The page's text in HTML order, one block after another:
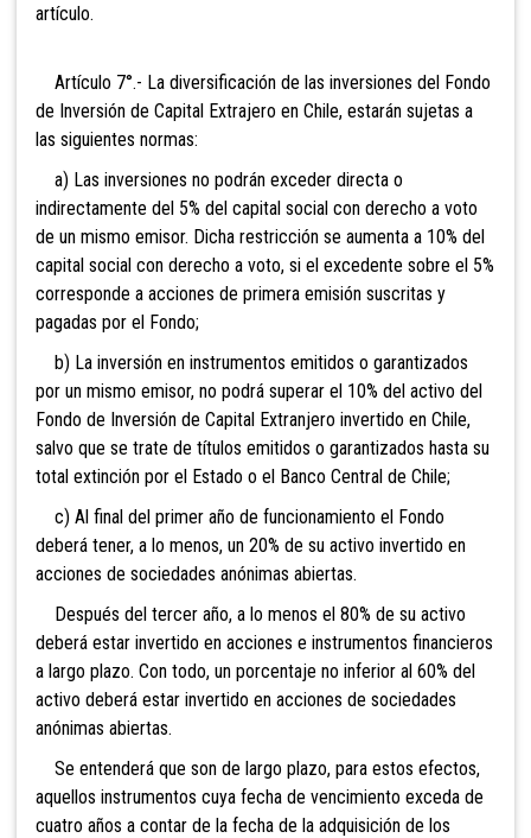
artículo.
Artículo 7°.- La diversificación de las inversiones del Fondo
de Inversión de Capital Extrajero en Chile, estarán sujetas a
las siguientes normas:
a) Las inversiones no podrán exceder directa o
indirectamente del 5% del capital social con derecho a voto
de un mismo emisor. Dicha restricción se aumenta a 10% del
capital social con derecho a voto, si el excedente sobre el 5%
corresponde a acciones de primera emisión suscritas y
pagadas por el Fondo;
b) La inversión en instrumentos emitidos o garantizados
por un mismo emisor, no podrá superar el 10% del activo del
Fondo de Inversión de Capital Extranjero invertido en Chile,
salvo que se trate de títulos emitidos o garantizados hasta su
total extinción por el Estado o el Banco Central de Chile;
c) Al final del primer año de funcionamiento el Fondo
deberá tener, a lo menos, un 20% de su activo invertido en
acciones de sociedades anónimas abiertas.
Después del tercer año, a lo menos el 80% de su activo
deberá estar invertido en acciones e instrumentos financieros
a largo plazo. Con todo, un porcentaje no inferior al 60% del
activo deberá estar invertido en acciones de sociedades
anónimas abiertas.
Se entenderá que son de largo plazo, para estos efectos,
aquellos instrumentos cuya fecha de vencimiento exceda de
cuatro años a contar de la fecha de la adquisición de los